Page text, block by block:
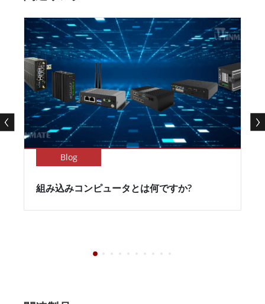
Blog
組み込みコンピュータとは何ですか?